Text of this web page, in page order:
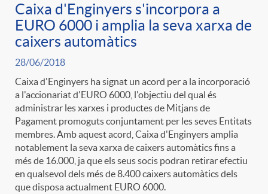
Caixa d'Enginyers s'incorpora a
EURO 6000 i amplia la seva xarxa de
caixers automàtics
28/06/2018
Caixa d'Enginyers ha signat un acord per a la incorporació
a l'accionariat d'EURO 6000, l'objectiu del qual és
administrar les xarxes i productes de Mitjans de
Pagament promoguts conjuntament per les seves Entitats
membres. Amb aquest acord, Caixa d'Enginyers amplia
notablement la seva xarxa de caixers automàtics fins a
més de 16.000, ja que els seus socis podran retirar efectiu
en qualsevol dels més de 8.400 caixers automàtics dels
que disposa actualment EURO 6000.